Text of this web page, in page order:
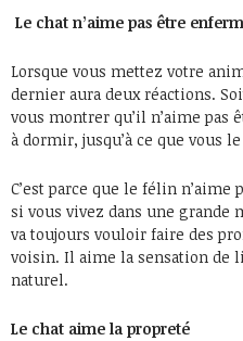
Le chat n’aime pas être
Lorsque vous mettez votre
dernier aura deux réactions.
vous montrer qu’il n’aime
à dormir, jusqu’à ce que vous
C’est parce que le félin
si vous vivez dans une grande
va toujours vouloir faire des
voisin. Il aime la sensation de
naturel.
Le chat aime la propreté